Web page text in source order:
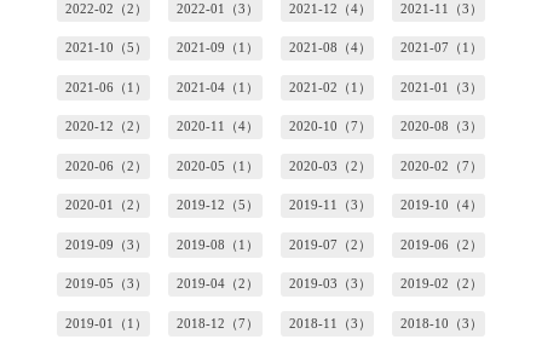
2022-02（2） 2022-01（3） 2021-12（4） 2021-11（3）
2021-10（5） 2021-09（1） 2021-08（4） 2021-07（1）
2021-06（1） 2021-04（1） 2021-02（1） 2021-01（3）
2020-12（2） 2020-11（4） 2020-10（7） 2020-08（3）
2020-06（2） 2020-05（1） 2020-03（2） 2020-02（7）
2020-01（2） 2019-12（5） 2019-11（3） 2019-10（4）
2019-09（3） 2019-08（1） 2019-07（2） 2019-06（2）
2019-05（3） 2019-04（2） 2019-03（3） 2019-02（2）
2019-01（1） 2018-12（7） 2018-11（3） 2018-10（3）